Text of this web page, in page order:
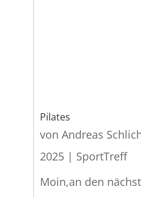
Pilates
von Andreas
2025| SportTreff
Moin,an den